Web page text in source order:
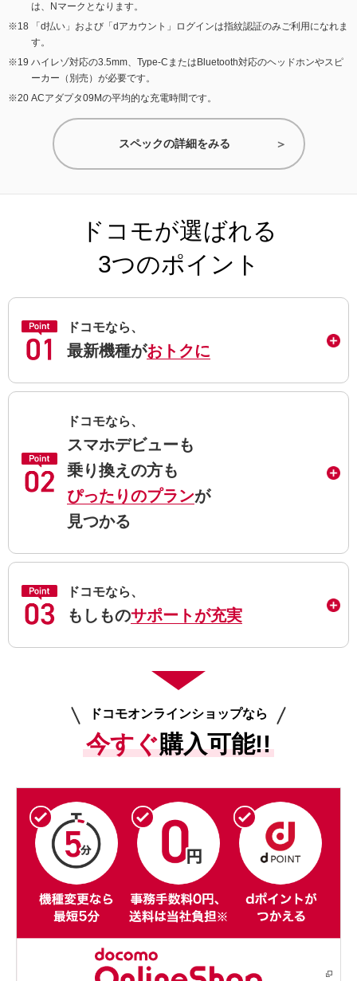
は、Nマークとなります。
「d払い」および「dアカウント」ログインは指紋認証のみご利用になれま
す。
ハイレゾ対応の3.5mm、Type-CまたはBluetooth対応のヘッドホンやスピ
ーカー（別売）が必要です。
ACアダプタ09Mの平均的な充電時間です。
スペックの詳細をみる
ドコモが選ばれる
3つのポイント
ドコモなら、
最新機種がおトクに
ドコモなら、
スマホデビューも
乗り換えの方も
ぴったりのプランが
見つかる
ドコモなら、
もしものサポートが充実
ドコモオンラインショップなら
今すぐ購入可能!!